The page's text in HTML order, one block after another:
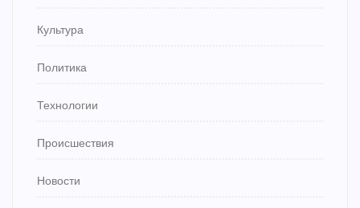
Культура
Политика
Технологии
Происшествия
Новости